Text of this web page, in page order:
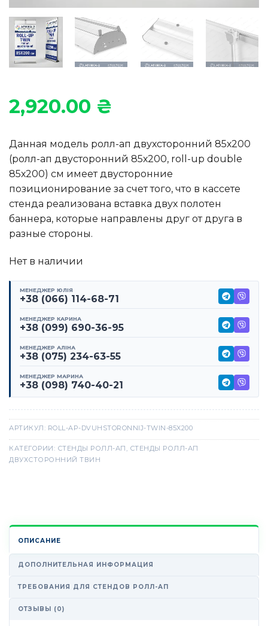
2,920.00 ₴
Данная модель ролл-ап двухсторонний 85х200
(ролл-ап двусторонний 85х200, roll-up double
85х200) см имеет двусторонние
позиционирование за счет того, что в кассете
стенда реализована вставка двух полотен
баннера, которые направлены друг от друга в
разные стороны.
Нет в наличии
МЕНЕДЖЕР ЮЛІЯ
+38 (066) 114-68-71
МЕНЕДЖЕР КАРИНА
+38 (099) 690-36-95
МЕНЕДЖЕР АЛІНА
+38 (075) 234-63-55
МЕНЕДЖЕР МАРИНА
+38 (098) 740-40-21
АРТИКУЛ: ROLL-AP-DVUHSTORONNIJ-TWIN-85X200
КАТЕГОРИИ: СТЕНДЫ РОЛЛ-АП , СТЕНДЫ РОЛЛ-АП
ДВУХСТОРОННИЙ ТВИН
ОПИСАНИЕ
ДОПОЛНИТЕЛЬНАЯ ИНФОРМАЦИЯ
ТРЕБОВАНИЯ ДЛЯ СТЕНДОВ РОЛЛ-АП
ОТЗЫВЫ (0)